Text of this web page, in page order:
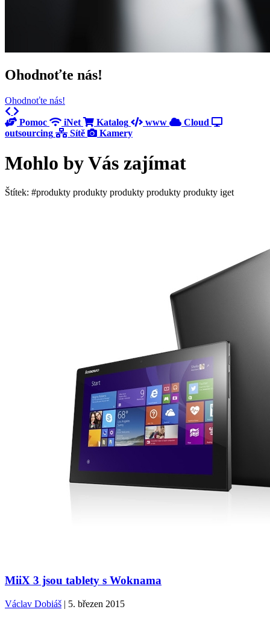
Ohodnoťte nás!
Ohodnoťte nás!
Previous
Pomoc
iNet Katalog www
Cloud
outsourcing
Sítě Kamery
Mohlo by Vás zajímat
Štítek: #produkty produkty produkty produkty produkty iget
MiiX 3 jsou tablety s Woknama
Václav Dobiáš | 5. březen 2015